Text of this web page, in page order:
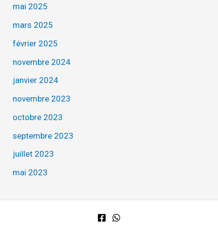
mai 2025
mars 2025
février 2025
novembre 2024
janvier 2024
novembre 2023
octobre 2023
septembre 2023
juillet 2023
mai 2023